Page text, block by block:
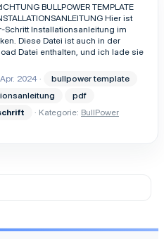
BULLPOWER TEMPLATE
Hier ist
Schritt Installationsanleitung im
Diese Datei ist auch in der
Datei enthalten, und ich lade sie
2024
bullpower template
pdf
Kategorie: BullPower